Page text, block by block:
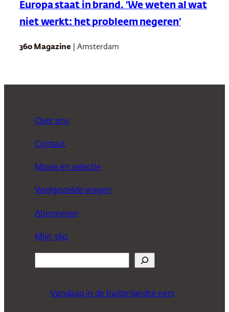
Europa staat in brand. ‘We weten al wat
niet werkt: het probleem negeren’
360 Magazine | Amsterdam
Over ons
Contact
Missie en selectie
Veelgestelde vragen
Abonneren
Mijn 360
Vandaag in de buitenlandse pers